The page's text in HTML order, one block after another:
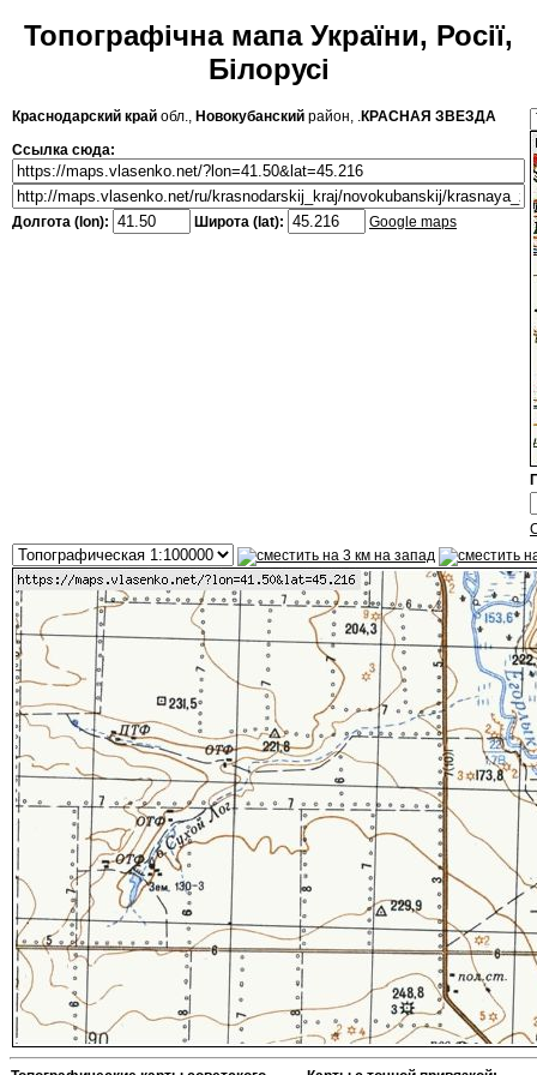
Топографічна мапа України, Росії,
Білорусі
Краснодарский край обл., Новокубанский район, .КРАСНАЯ ЗВЕЗДА
Ссылка сюда:
Долгота (lon): Широта (lat): Google maps